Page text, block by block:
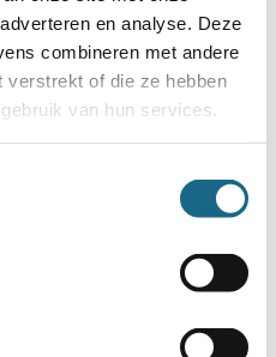
en analyse. Deze
combineren met andere
verstrekt of die ze hebben
van hun services.